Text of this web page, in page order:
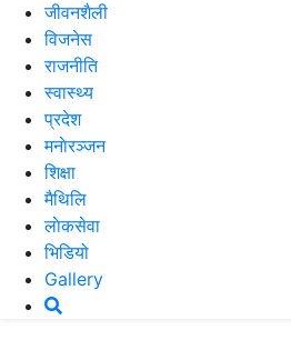
जीवनशैली
विजनेस
राजनीति
स्वास्थ्य
प्रदेश
मनाेरञ्जन
शिक्षा
मैथिलि
लाेकसेवा
भिडियो
Gallery